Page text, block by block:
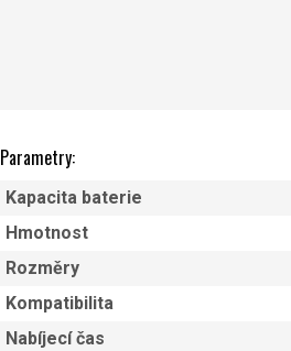
Parametry:
Kapacita baterie
Hmotnost
Rozměry
Kompatibilita
Nabíjecí čas